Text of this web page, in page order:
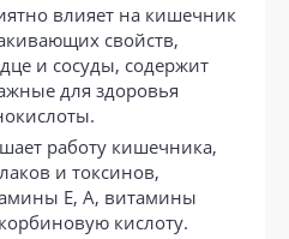
влияет на кишечник
свойств,
и сосуды, содержит
для здоровья
работу кишечника,
и токсинов,
E, A, витамины
кислоту.